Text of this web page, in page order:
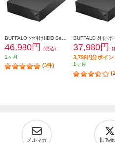
46,980円
(税込)
1ヶ月
(3件)
37,980円 (
3,798円分ポイン
1ヶ月
メルマガ 旧